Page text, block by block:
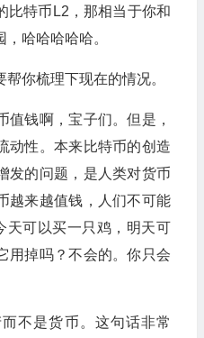
比特币L2，那相当于你和
哈哈哈哈哈。
你梳理下现在的情况。
值钱啊，宝子们。但是，
动性。本来比特币的创造
发的问题，是人类对货币
越来越值钱，人们不可能
天可以买一只鸡，明天可
用掉吗？不会的。你只会
不是货币。这句话非常